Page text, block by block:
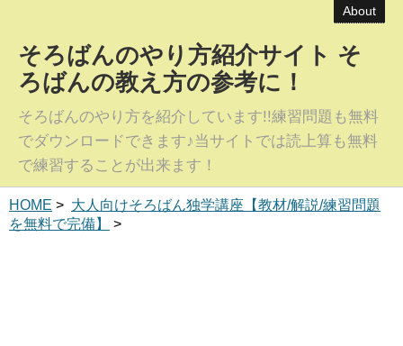
About
そろばんのやり方紹介サイト そ
ろばんの教え方の参考に！
そろばんのやり方を紹介しています!!練習問題も無料
でダウンロードできます♪当サイトでは読上算も無料
で練習することが出来ます！
HOME > 大人向けそろばん独学講座【教材/解説/練習問題
を無料で完備】
>